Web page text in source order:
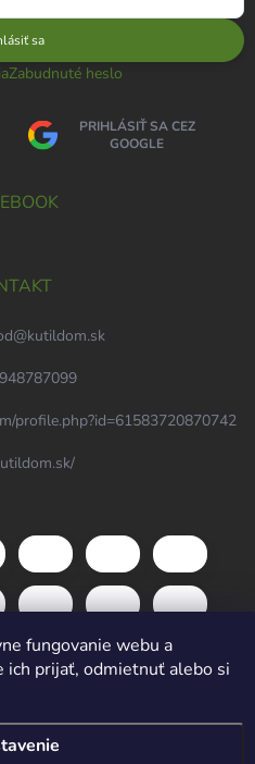
fungovanie webu a
ich prijať, odmietnuť alebo si
sa
Zabudnuté heslo
PRIHLÁSIŤ SA CEZ
GOOGLE
@kutildom.sk
profile.php?id=61583720870742